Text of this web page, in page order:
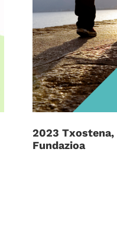
2023 Txostena,
Fundazioa